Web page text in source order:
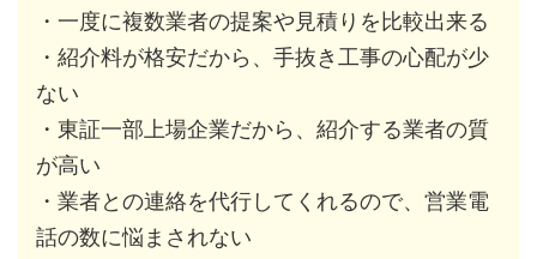
・一度に複数業者の提案や見積りを比較出来る
・紹介料が格安だから、手抜き工事の心配が少
ない
・東証一部上場企業だから、紹介する業者の質
が高い
・業者との連絡を代行してくれるので、営業電
話の数に悩まされない